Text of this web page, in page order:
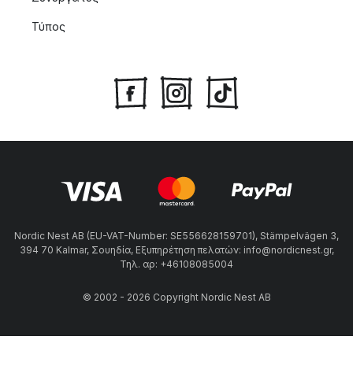
Τύπος
Nordic Nest AB (EU-VAT-Number: SE556628159701), Stämpelvägen 3,
394 70 Kalmar, Σουηδία, Εξυπηρέτηση πελατών: info@nordicnest.gr,
Τηλ. αρ: +46108085004
© 2002 - 2026 Copyright Nordic Nest AB